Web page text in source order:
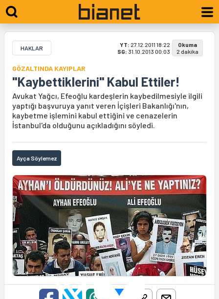
HAKLAR YT: 27.12.2011 18:22
SG: 31.10.2013 00:03
Okuma
2 dakika
GÖZALTINDA KAYIPLAR
"Kaybettiklerini" Kabul Ettiler!
Avukat Yağcı, Efeoğlu kardeşlerin kaybedilmesiyle ilgili
yaptığı başvuruya yanıt veren İçişleri Bakanlığı'nın,
kaybetme işlemini kabul ettiğini ve cenazelerin
İstanbul'da olduğunu açıkladığını söyledi.
Ayça Söylemez